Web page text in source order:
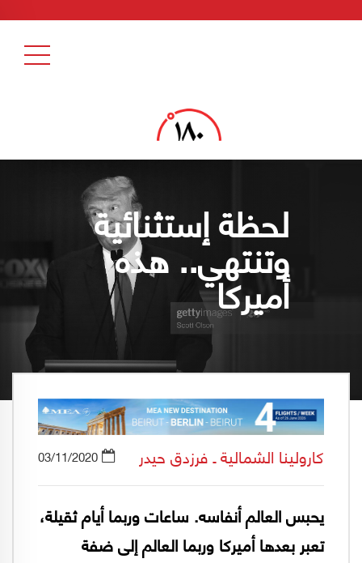
لحظة إستثنائية
وتنتهي.. هذه
أميركا
كارولينا الشمالية ـ فرزدق حيدر 03/11/2020
يحبس العالم أنفاسه. ساعات وربما أيام ثقيلة،
تعبر بعدها أميركا وربما العالم إلى ضفة